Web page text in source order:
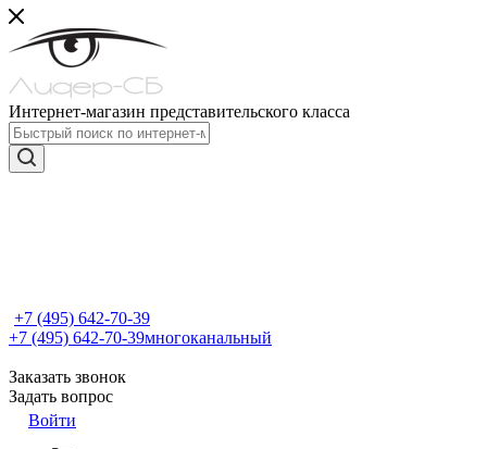
Интернет-магазин представительского класса
+7 (495) 642-70-39
+7 (495) 642-70-39многоканальный
Заказать звонок
Задать вопрос
Войти